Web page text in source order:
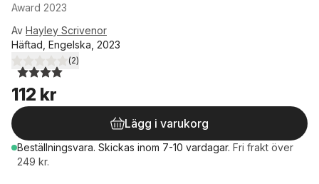
Award 2023
Av Hayley Scrivenor
Häftad, Engelska, 2023
4,0utav 5 stjärnor. Totalt antal röster:
(2)
112 kr
Lägg i varukorg
Beställningsvara. Skickas inom 7-10 vardagar. Fri frakt över
249 kr.